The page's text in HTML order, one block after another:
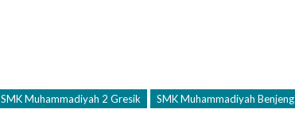
SMK Muhammadiyah 2 Gresik SMK Muhammadiyah Benjeng